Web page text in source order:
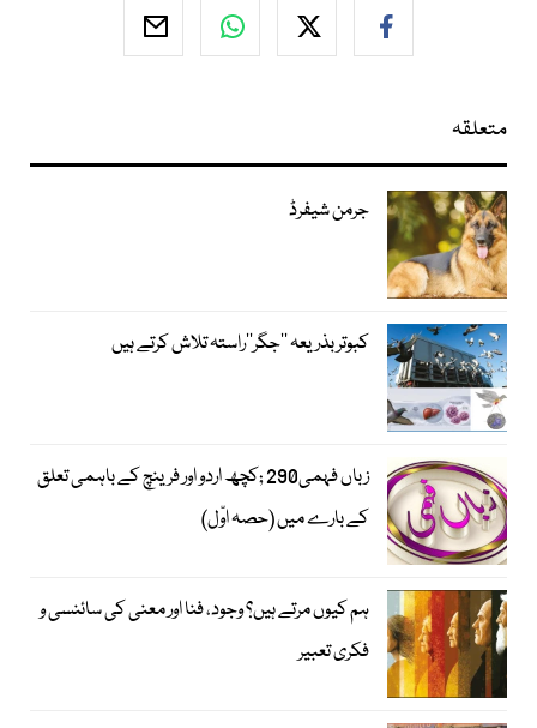
متعلقہ
جرمن شیفرڈ
کبوتر بذریعہ ’’جگر‘‘راستہ تلاش کرتے ہیں
زباں فہمی290 ;کچھ اردو اور فرینچ کے باہمی تعلق
کے بارے میں (حصہ اوّل)
ہم کیوں مرتے ہیں؟ وجود، فنا اور معنی کی سائنسی و
فکری تعبیر